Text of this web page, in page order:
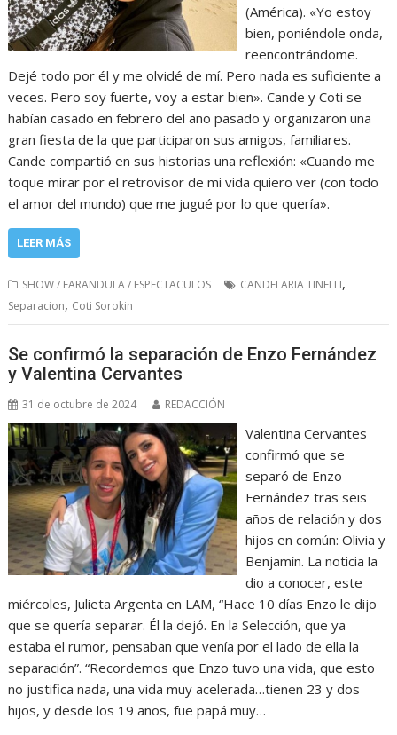
(América). «Yo estoy
bien, poniéndole onda,
reencontrándome.
Dejé todo por él y me olvidé de mí. Pero nada es suficiente a
veces. Pero soy fuerte, voy a estar bien». Cande y Coti se
habían casado en febrero del año pasado y organizaron una
gran fiesta de la que participaron sus amigos, familiares.
Cande compartió en sus historias una reflexión: «Cuando me
toque mirar por el retrovisor de mi vida quiero ver (con todo
el amor del mundo) que me jugué por lo que quería».
LEER MÁS
SHOW / FARANDULA / ESPECTACULOS CANDELARIA TINELLI,
Separacion, Coti Sorokin
Se confirmó la separación de Enzo Fernández
y Valentina Cervantes
31 de octubre de 2024 REDACCIÓN
Valentina Cervantes
confirmó que se
separó de Enzo
Fernández tras seis
años de relación y dos
hijos en común: Olivia y
Benjamín. La noticia la
dio a conocer, este
miércoles, Julieta Argenta en LAM, “Hace 10 días Enzo le dijo
que se quería separar. Él la dejó. En la Selección, que ya
estaba el rumor, pensaban que venía por el lado de ella la
separación”. “Recordemos que Enzo tuvo una vida, que esto
no justifica nada, una vida muy acelerada…tienen 23 y dos
hijos, y desde los 19 años, fue papá muy…